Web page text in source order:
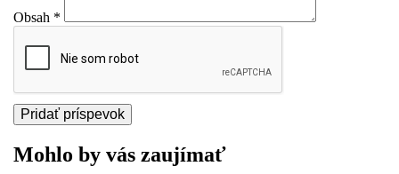
Obsah *
Mohlo by vás zaujímať